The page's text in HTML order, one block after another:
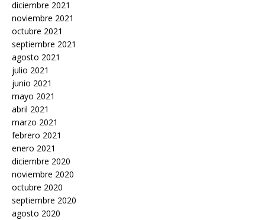
diciembre 2021
noviembre 2021
octubre 2021
septiembre 2021
agosto 2021
julio 2021
junio 2021
mayo 2021
abril 2021
marzo 2021
febrero 2021
enero 2021
diciembre 2020
noviembre 2020
octubre 2020
septiembre 2020
agosto 2020